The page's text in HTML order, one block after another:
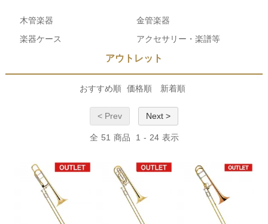
木管楽器
金管楽器
楽器ケース
アクセサリー・楽譜等
アウトレット
おすすめ順 価格順 新着順
< Prev Next >
全 51 商品 1 - 24 表示